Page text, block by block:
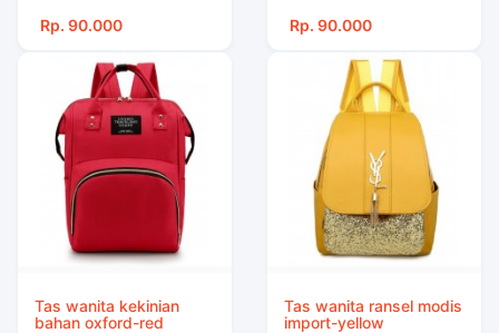
Rp. 90.000
Rp. 90.000
Tas wanita kekinian
bahan oxford-red
Tas wanita ransel modis
import-yellow